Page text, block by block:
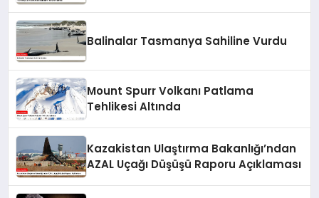
Balinalar Tasmanya Sahiline Vurdu
Mount Spurr Volkanı Patlama
Tehlikesi Altında
Kazakistan Ulaştırma Bakanlığı’ndan
AZAL Uçağı Düşüşü Raporu Açıklaması